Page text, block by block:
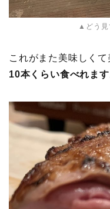
▲どう見
これがまた美味しく
10本くらい食べれます